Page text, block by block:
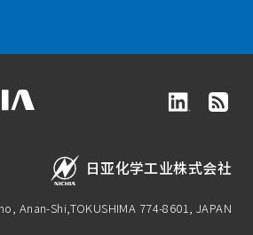
日亚化学工业株式会社
Anan-Shi,TOKUSHIMA 774-8601, JAPAN